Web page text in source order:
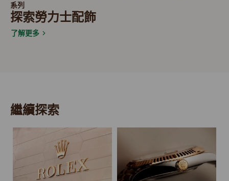
系列
探索勞力士配飾
了解更多
繼續探索